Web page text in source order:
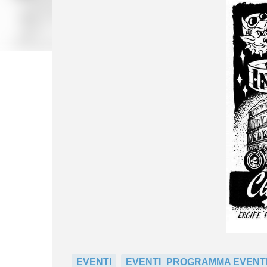
EVENTI EVENTI_PROGRAMMA